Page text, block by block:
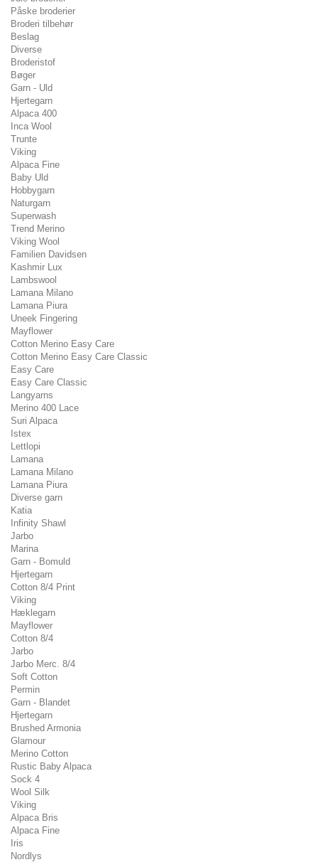
Påske broderier
Broderi tilbehør
Beslag
Diverse
Broderistof
Bøger
Garn - Uld
Hjertegarn
Alpaca 400
Inca Wool
Trunte
Viking
Alpaca Fine
Baby Uld
Hobbygarn
Naturgarn
Superwash
Trend Merino
Viking Wool
Familien Davidsen
Kashmir Lux
Lambswool
Lamana Milano
Lamana Piura
Uneek Fingering
Mayflower
Cotton Merino Easy Care
Cotton Merino Easy Care Classic
Easy Care
Easy Care Classic
Langyarns
Merino 400 Lace
Suri Alpaca
Istex
Lettlopi
Lamana
Lamana Milano
Lamana Piura
Diverse garn
Katia
Infinity Shawl
Jarbo
Marina
Garn - Bomuld
Hjertegarn
Cotton 8/4 Print
Viking
Hæklegarn
Mayflower
Cotton 8/4
Jarbo
Jarbo Merc. 8/4
Soft Cotton
Permin
Garn - Blandet
Hjertegarn
Brushed Armonia
Glamour
Merino Cotton
Rustic Baby Alpaca
Sock 4
Wool Silk
Viking
Alpaca Bris
Alpaca Fine
Iris
Nordlys